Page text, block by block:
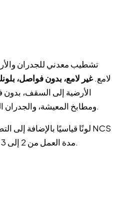
تشطيب معدني للجدران
لامع.غير لامع، بدون فواصل،
الأرضية إلى السقف،
ومطابخ المعيشة، والجدران المميزة والأرضيات الخفيفة.
وRAL وRAL Design. مدة العمل من 2 إلى 3 أيام.